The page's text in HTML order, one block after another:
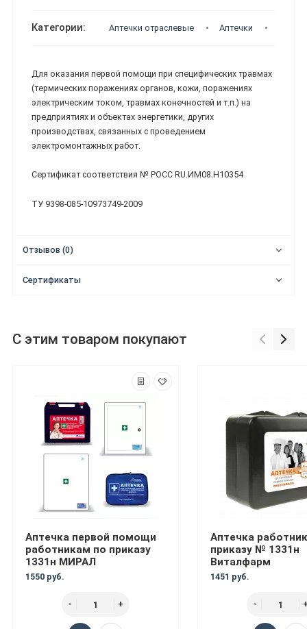
Категории: Аптечки отраслевые Аптечки
Для оказания первой помощи при специфических травмах
(термических поражениях органов, кожи, поражениях
электрическим током, травмах конечностей и т.п.) на
предприятиях и объектах энергетики, других
производствах, связанных с проведением
электромонтажных работ.
Сертификат соответствия № РОСС RU.ИМ08.Н10354
ТУ 9398-085-10973749-2009
Отзывов (0)
Сертификаты
С этим товаром покупают
Аптечка первой помощи
работникам по приказу
1331н МИРАЛ
1550 руб.
Аптечка
приказу № 1331н
Виталфарм
1451 руб.